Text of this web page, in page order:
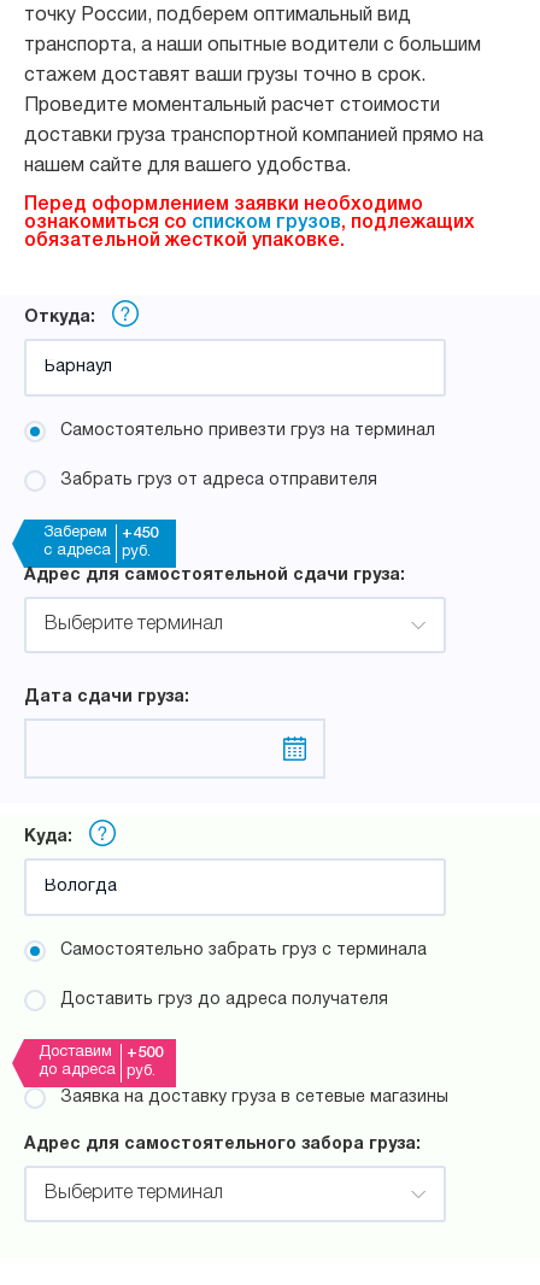
точку России, подберем оптимальный вид
транспорта, а наши опытные водители с большим
стажем доставят ваши грузы точно в срок.
Проведите моментальный расчет стоимости
доставки груза транспортной компанией прямо на
нашем сайте для вашего удобства.
Перед оформлением заявки необходимо
ознакомиться со списком грузов, подлежащих
обязательной жесткой упаковке.
Откуда:
Самостоятельно привезти груз на терминал
Забрать груз от адреса отправителя
Заберем
с адреса
+450
руб.
Адрес для самостоятельной сдачи груза:
Выберите терминал
Дата сдачи груза:
Куда:
Самостоятельно забрать груз с терминала
Доставить груз до адреса получателя
Доставим
до адреса
+500
руб.
Заявка на доставку груза в сетевые магазины
Адрес для самостоятельного забора груза:
Выберите терминал